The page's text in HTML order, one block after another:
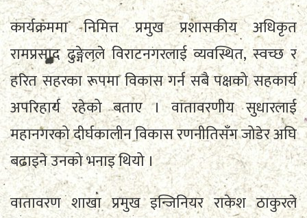
कार्यक्रममा निमित्त प्रमुख प्रशासकीय अधिकृत
रामप्रसाद ढुङ्गेलले विराटनगरलाई व्यवस्थित, स्वच्छ र
हरित सहरका रूपमा विकास गर्न सबै पक्षको सहकार्य
अपरिहार्य रहेको बताए । वातावरणीय सुधारलाई
महानगरको दीर्घकालीन विकास रणनीतिसँग जोडेर अघि
बढाइने उनको भनाइ थियो ।
वातावरण शाखा प्रमुख इन्जिनियर राकेश ठाकुरले